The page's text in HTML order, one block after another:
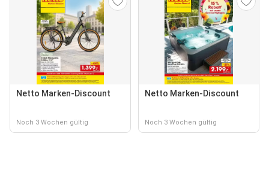
Netto Marken-Discount
Noch 3 Wochen gültig
Netto Marken-Discount
Noch 3 Wochen gültig